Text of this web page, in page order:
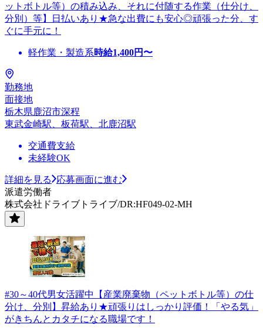
ットボトル等）の積み込み、それに付随する作業（仕分け、
分別）等】日払いあり★急な出費にも安心◎頑張った分、す
ぐに手元に！
軽作業・製造系時給1,400円〜
勤務地
面接地
栃木県鹿沼市深程
東武金崎駅、板荷駅、北鹿沼駅
交通費支給
未経験OK
詳細を見る
応募画面に進む
派遣労働者
株式会社ドライブトライブ/DR:HF049-02-MH
#30～40代男女活躍中【産業廃棄物（ペットボトル等）の仕
分け、分別】昇給あり★頑張りはしっかり評価！「やる気」
がきちんとカタチになる職場です！